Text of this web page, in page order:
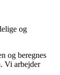
og
og beregnes
Vi arbejder